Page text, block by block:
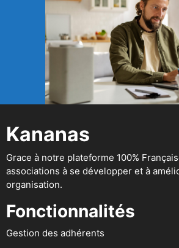
Kananas
Grace à notre plateforme 100%
associations à se développer et à
organisation.
Fonctionnalités
Gestion des adhérents